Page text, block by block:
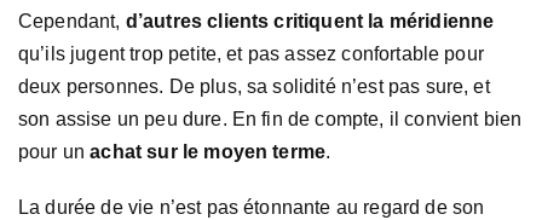
Cependant, d’autres clients critiquent la méridienne
qu’ils jugent trop petite, et pas assez confortable pour
deux personnes. De plus, sa solidité n’est pas sure, et
son assise un peu dure. En fin de compte, il convient bien
pour unachat sur le moyen terme.
La durée de vie n’est pas étonnante au regard de son